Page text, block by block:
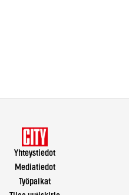
Yhteystiedot
Mediatiedot
Työpaikat